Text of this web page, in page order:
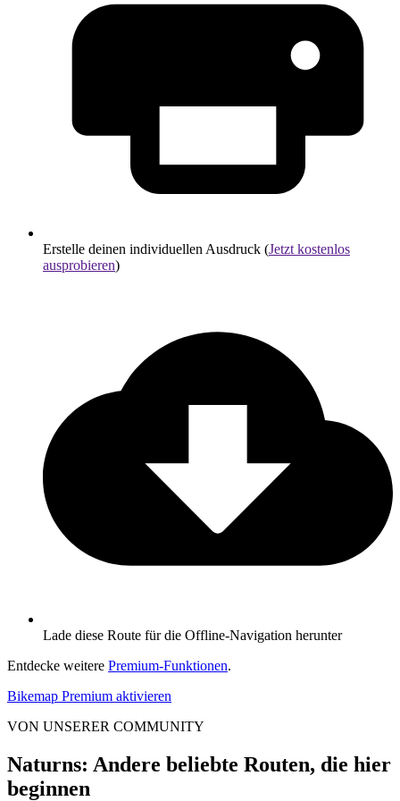
Erstelle deinen individuellen Ausdruck (Jetzt kostenlos
ausprobieren)
Lade diese Route für die Offline-Navigation herunter
Entdecke weitere Premium-Funktionen.
Bikemap Premium aktivieren
VON UNSERER COMMUNITY
Naturns: Andere beliebte Routen, die hier
beginnen